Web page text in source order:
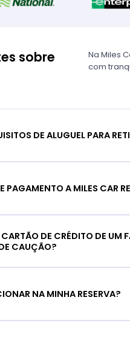
sobre
Na Miles
com
DE ALUGUEL PARA
PAGAMENTO A MILES CAR
CARTÃO DE CRÉDITO DE UM
CAUÇÃO?
NA MINHA RESERVA?